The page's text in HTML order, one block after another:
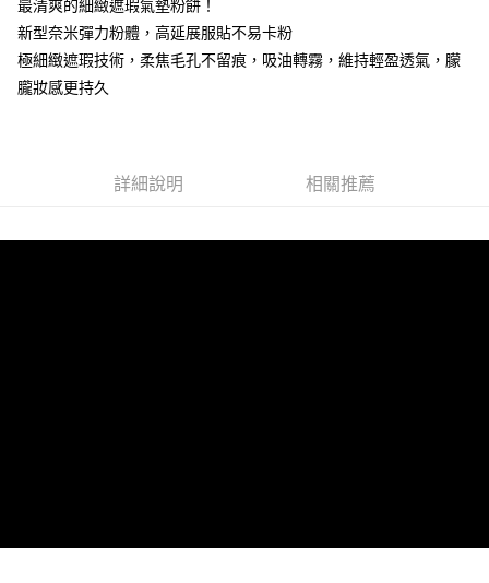
買賣價金債權讓與本公司後，依約使用本公司帳單繳交帳款。
2.基於同意付款使用「大哥付你分期」之契約關係目的，商店將以您的個人
資料（包含姓名、電話或地址）提供予台灣大哥大進項蒐集、處理及利用，
由本公司與您本人進行分期帳單所需資料之確認、核對及更正。
3.完整用戶服務條款，請詳閱以下連結：
購買商品的店家。未經商家同意取消之訂單仍視為有效，需透過AFTEE先享
後付繳納相關費用。
是否繳費成功／繳費後需取消欲退款等相關疑問，請聯繫「AFTEE先享後付
客戶支援中心」
權轉讓予恩沛科技股份有限公司。
３．未成年的使用者請事先徵得法定代理人或監護人之同意方可使用
萊爾富-取貨付款
付款後萊爾富取貨
每筆NT$80，滿NT$899(含以上)免運費
最清爽的細緻遮瑕氣墊粉餅！
新型奈米彈力粉體，高延展服貼不易卡粉
極細緻遮瑕技術，柔焦毛孔不留痕，吸油轉霧，維持輕盈透氣，朦
朧妝感更持久
詳細說明 相關推薦